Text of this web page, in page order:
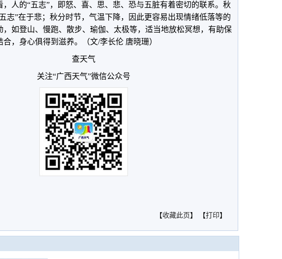
，人的“五志”，即怒、喜、思、悲、恐与五脏有着密切的联系。秋
志”在于悲；秋分时节，气温下降，因此更容易出现情绪低落等的
，如登山、慢跑、散步、瑜伽、太极等，适当地放松冥想，有助保
，身心俱得到滋养。（文/李长伦 唐晓珊）
查天气
关注“广西天气”微信公众号
【收藏此页 】 【打印】